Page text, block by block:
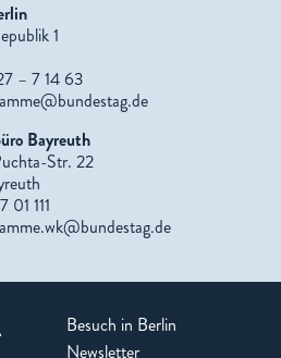
1
– 7 14 63
Bayreuth
Str. 22
111
Besuch in Berlin
Newsletter